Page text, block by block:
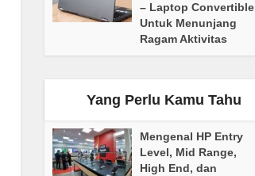
– Laptop Convertible
Untuk Menunjang
Ragam Aktivitas
Yang Perlu Kamu Tahu
Mengenal HP Entry
Level, Mid Range,
High End, dan